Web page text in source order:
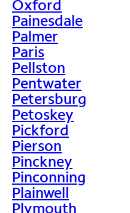
Oxford
Painesdale
Palmer
Paris
Pellston
Pentwater
Petersburg
Petoskey
Pickford
Pierson
Pinckney
Pinconning
Plainwell
Plymouth